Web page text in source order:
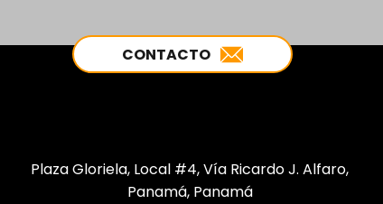
CONTACTO
Plaza Gloriela, Local #4, Vía Ricardo J. Alfaro,
Panamá, Panamá